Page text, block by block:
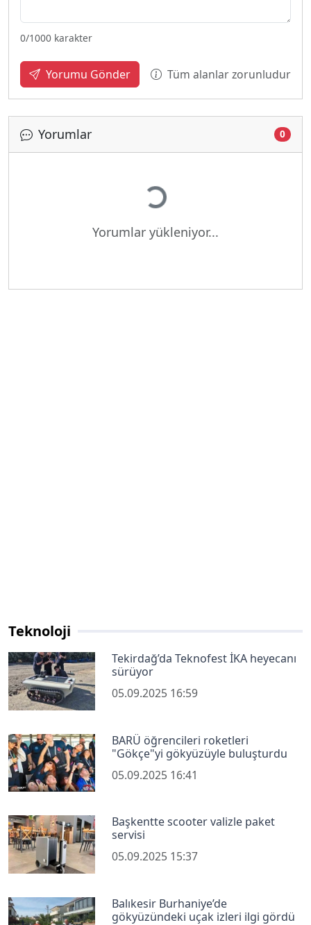
0/1000 karakter
Yorumu Gönder Tüm alanlar zorunludur
Yorumlar 0
Yükleniyor...
Yorumlar yükleniyor...
Teknoloji
Tekirdağ’da Teknofest İKA heyecanı
sürüyor
05.09.2025 16:59
BARÜ öğrencileri roketleri
"Gökçe"yi gökyüzüyle buluşturdu
05.09.2025 16:41
Başkentte scooter valizle paket
servisi
05.09.2025 15:37
Balıkesir Burhaniye’de
gökyüzündeki uçak izleri ilgi gördü